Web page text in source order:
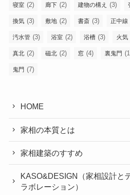
寝室 (2) 廊下 (2) 建物の構え (3)
換気 (3) 敷地 (2) 書斎 (3) 正中線
汚水管 (3) 浴室 (2) 浴槽 (3) 火気
真北 (2) 磁北 (2) 窓 (4) 裏鬼門
鬼門 (7)
HOME
家相の本質とは
家相建築のすすめ
KASO&DESIGN（家相設計と
ラボレーション）